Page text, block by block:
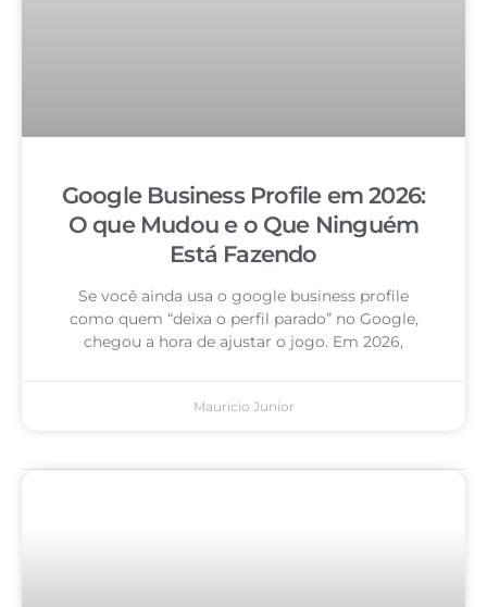
Google Business Profile em 2026:
O que Mudou e o Que Ninguém
Está Fazendo
Se você ainda usa o google business profile
como quem “deixa o perfil parado” no Google,
chegou a hora de ajustar o jogo. Em 2026,
Mauricio Junior